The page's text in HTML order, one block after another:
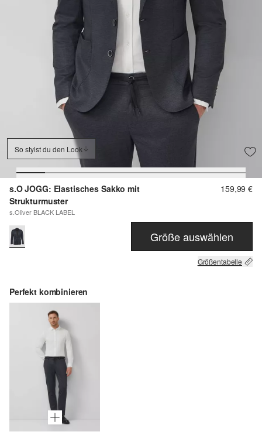
So stylst du den Look
s.O JOGG: Elastisches Sakko mit
Strukturmuster
s.Oliver BLACK LABEL
159,99 €
Größe auswählen
Größentabelle
Perfekt kombinieren